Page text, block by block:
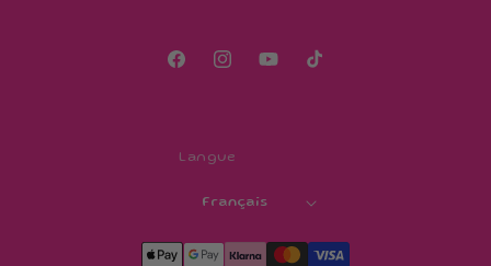
FacebookInstagramYouTubeTikTok
Langue
Français
Moyens